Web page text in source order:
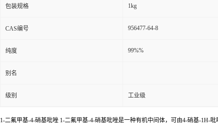
包装规格 1kg
CAS编号 956477-64-8
纯度 99%%
别名
级别 工业级
1-二氟甲基-4-硝基吡唑 1-二氟甲基-4-硝基吡唑是一种有机中间体，可由4-硝基-1H-